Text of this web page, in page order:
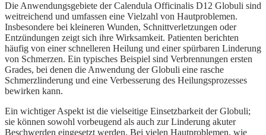
Die Anwendungsgebiete der Calendula Officinalis D12 Globuli sind
weitreichend und umfassen eine Vielzahl von Hautproblemen.
Insbesondere bei kleineren Wunden, Schnittverletzungen oder
Entzündungen zeigt sich ihre Wirksamkeit. Patienten berichten
häufig von einer schnelleren Heilung und einer spürbaren Linderung
von Schmerzen. Ein typisches Beispiel sind Verbrennungen ersten
Grades, bei denen die Anwendung der Globuli eine rasche
Schmerzlinderung und eine Verbesserung des Heilungsprozesses
bewirken kann.
Ein wichtiger Aspekt ist die vielseitige Einsetzbarkeit der Globuli;
sie können sowohl vorbeugend als auch zur Linderung akuter
Beschwerden eingesetzt werden. Bei vielen Hautproblemen, wie